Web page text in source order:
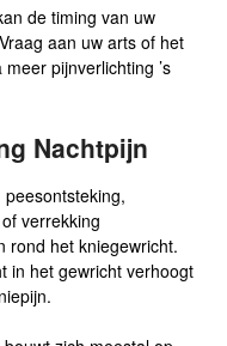
de timing van uw
aan uw arts of het
pijnverlichting ’s
Nachtpijn
verrekking
rond het kniegewricht.
in het gewricht verhoogt